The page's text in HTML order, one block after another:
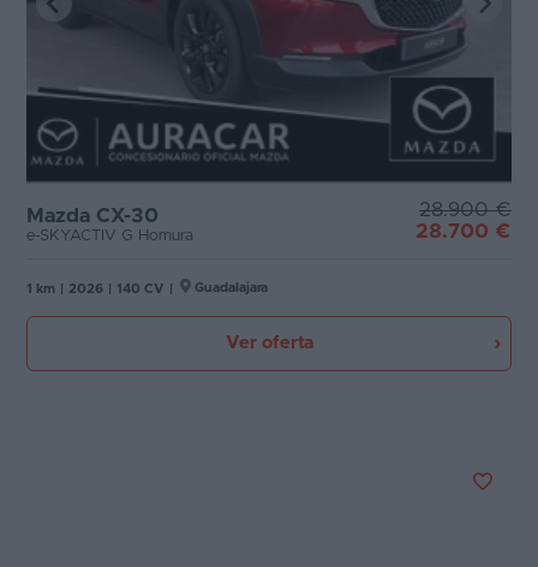
Mazda CX-30
e-SKYACTIV G Homura
28.900 €
28.700 €
1 km 2026 140 CV Guadalajara
Ver oferta